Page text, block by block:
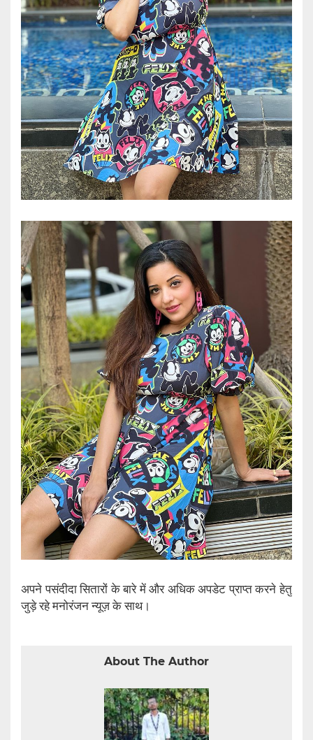
अपने पसंदीदा सितारों के बारे में और अधिक अपडेट प्राप्त करने हेतु
जुड़े रहे मनोरंजन न्यूज़ के साथ।
About The Author